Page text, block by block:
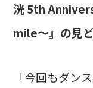
洸 5th
mile～』の見
「今回もダン